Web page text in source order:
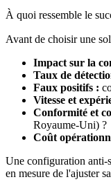
À quoi ressemble le
Avant de choisir une
Impact sur la
Taux de
Faux positifs :
Vitesse et
Conformité et
Royaume-Uni) ?
Coût
Une configuration anti-
en mesure de l'ajuster